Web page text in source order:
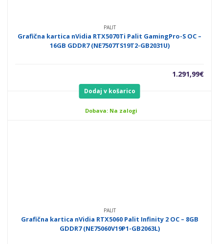
PALIT
Grafična kartica nVidia RTX5070Ti Palit GamingPro-S OC –
16GB GDDR7 (NE7507TS19T2-GB2031U)
1.291,99€
Dodaj v košarico
Dobava: Na zalogi
PALIT
Grafična kartica nVidia RTX5060 Palit Infinity 2 OC – 8GB
GDDR7 (NE75060V19P1-GB2063L)